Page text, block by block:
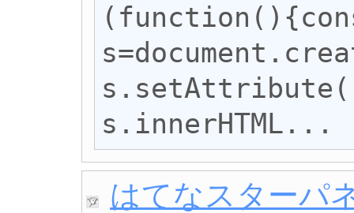
s.innerHTML...
はてなスターパ